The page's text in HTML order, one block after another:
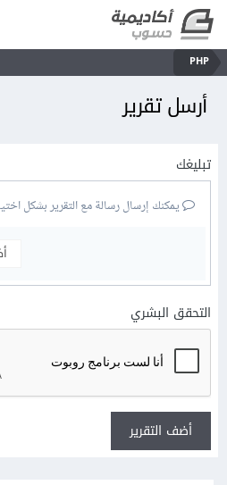
PHP
أرسل تقرير
تبليغك
يمكنك إرسال رسالة مع التقرير بشكل
التحقق البشري
أضف التقرير